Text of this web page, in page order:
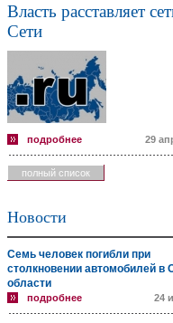
Власть расставляет
Сети
подробнее 29
полный список
Новости
Семь человек погибли при
столкновении автомобилей в
области
подробнее 24